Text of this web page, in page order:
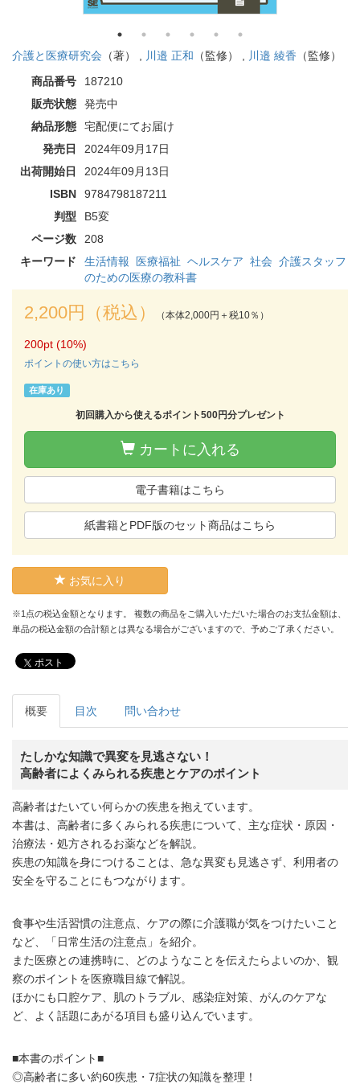
介護と医療研究会 （著） , 川邉 正和 （監修） , 川邉 綾香 （監修）
商品番号
187210
販売状態
発売中
納品形態
宅配便にてお届け
発売日
2024年09月17日
出荷開始日
2024年09月13日
ISBN
9784798187211
判型
B5変
ページ数
208
キーワード
生活情報 医療福祉 ヘルスケア 社会 介護スタッフ
のための医療の教科書
2,200円（税込） （本体2,000円＋税10％）
200pt (10%)
ポイントの使い方はこちら
在庫あり
初回購入から使えるポイント500円分プレゼント
カートに入れる
電子書籍はこちら
紙書籍とPDF版のセット商品はこちら
お気に入り
※1点の税込金額となります。 複数の商品をご購入いただいた場合のお支払金額は、
単品の税込金額の合計額とは異なる場合がございますので、予めご了承ください。
ポスト
概要 目次 問い合わせ
たしかな知識で異変を見逃さない！
高齢者によくみられる疾患とケアのポイント
高齢者はたいてい何らかの疾患を抱えています。
本書は、高齢者に多くみられる疾患について、主な症状・原因・
治療法・処方されるお薬などを解説。
疾患の知識を身につけることは、急な異変も見逃さず、利用者の
安全を守ることにもつながります。
食事や生活習慣の注意点、ケアの際に介護職が気をつけたいこと
など、「日常生活の注意点」を紹介。
また医療との連携時に、どのようなことを伝えたらよいのか、観
察のポイントを医療職目線で解説。
ほかにも口腔ケア、肌のトラブル、感染症対策、がんのケアな
ど、よく話題にあがる項目も盛り込んでいます。
■本書のポイント■
◎高齢者に多い約60疾患・7症状の知識を整理！